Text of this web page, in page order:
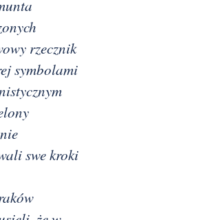
rzecznik
symbolami
swe kroki